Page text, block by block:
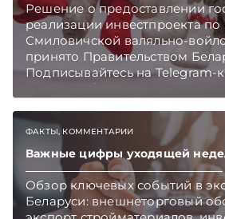
Решение о предоставлении
реализации инвестпроекта
Смиловичской валяльно-
принято Правительством
Подписывайтесь на
Главное об экономике
ФАКТЫ, КОММЕНТАРИИ
Важные цифры уходящей
Обзор ключевых событий в
Беларуси: внешнеторговый